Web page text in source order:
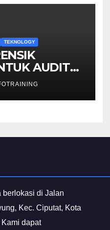
TEKNOLOGY
AUDIT
berlokasi di Jalan
Kec. Ciputat, Kota
dapat